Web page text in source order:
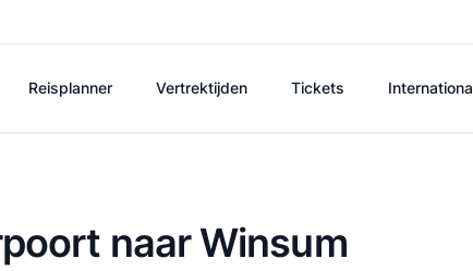
Reisplanner Vertrektijden Tickets
naar Winsum